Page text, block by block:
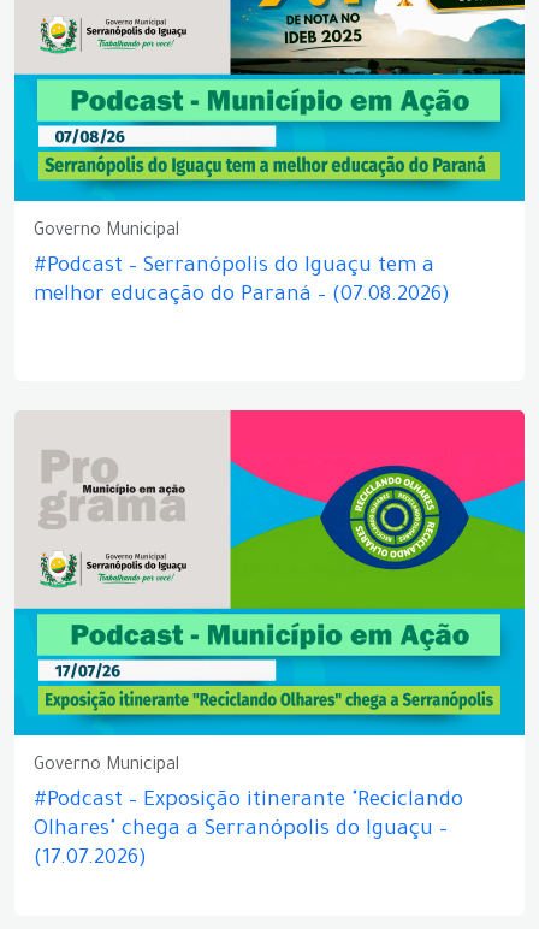
Governo Municipal
#Podcast – Serranópolis do Iguaçu tem a
melhor educação do Paraná – (07.08.2026)
Governo Municipal
#Podcast – Exposição itinerante "Reciclando
Olhares" chega a Serranópolis do Iguaçu –
(17.07.2026)